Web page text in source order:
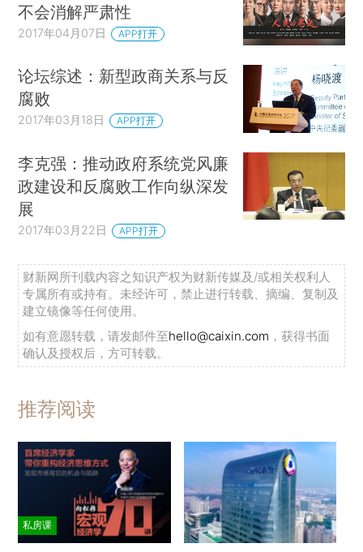
不会消解严肃性
2017年04月07日 APP打开
论坛综述：新型政商关系与反
腐败
2017年03月18日 APP打开
李克强：推动政府系统党风廉
政建设和反腐败工作向纵深发
展
2017年03月22日 APP打开
财新网所刊载内容之知识产权为财新传媒及/或相关权利人
专属所有或持有。未经许可，禁止进行转载、摘编、复制及
建立镜像等任何使用。
如有意愿转载，请发邮件至hello@caixin.com ，获得书面
确认及授权后，方可转载。
推荐阅读
私房课